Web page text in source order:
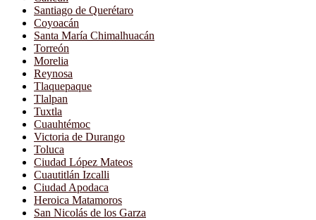
Santiago de Querétaro
Coyoacán
Santa María Chimalhuacán
Torreón
Morelia
Reynosa
Tlaquepaque
Tlalpan
Tuxtla
Cuauhtémoc
Victoria de Durango
Toluca
Ciudad López Mateos
Cuautitlán Izcalli
Ciudad Apodaca
Heroica Matamoros
San Nicolás de los Garza